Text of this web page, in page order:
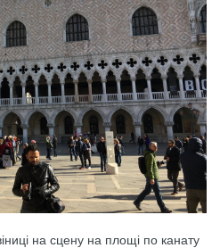
на сцену на площі по канату